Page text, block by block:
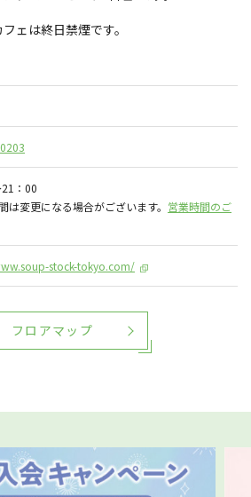
ェは終日禁煙です。
：00
は変更になる場合がございます。 営業時間のご
stock-tokyo.com/
フロアマップ